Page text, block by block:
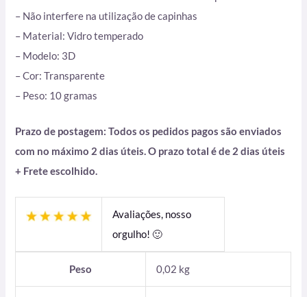
– Não interfere na utilização de capinhas
– Material: Vidro temperado
– Modelo: 3D
– Cor: Transparente
– Peso: 10 gramas
Prazo de postagem: Todos os pedidos pagos são enviados
com no máximo 2 dias úteis. O prazo total é de 2 dias úteis
+ Frete escolhido.
Avaliações, nosso
orgulho! 🙂
Peso 0,02 kg